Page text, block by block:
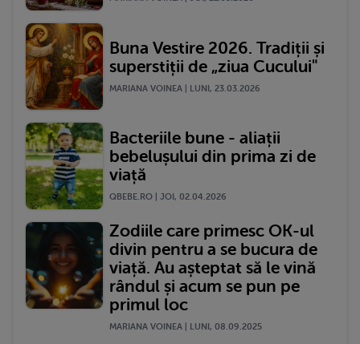
Buna Vestire 2026. Tradiții și
superstiții de „ziua Cucului"
MARIANA VOINEA | LUNI, 23.03.2026
Bacteriile bune - aliații
bebelușului din prima zi de
viață
QBEBE.RO | JOI, 02.04.2026
Zodiile care primesc OK-ul
divin pentru a se bucura de
viață. Au așteptat să le vină
rândul și acum se pun pe
primul loc
MARIANA VOINEA | LUNI, 08.09.2025